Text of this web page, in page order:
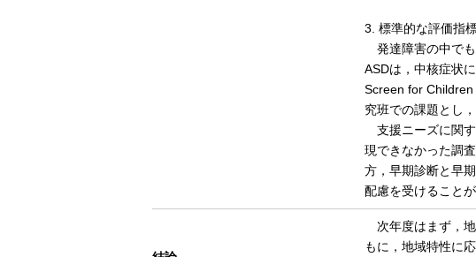
3. 標準的な評価指
発達障害の中でも
ASDは，中核症状
Screen for
究班での課題とし
支援ニーズに関す
現できなかった調
方，早期診断と早
配慮を受けること
次年度はまず，地
もに，地域特性に